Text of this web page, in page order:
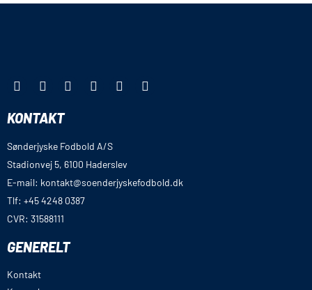
KONTAKT
Sønderjyske Fodbold A/S
Stadionvej 5, 6100 Haderslev
E-mail: kontakt@soenderjyskefodbold.dk
Tlf: +45 4248 0387
CVR: 31588111
GENERELT
Kontakt